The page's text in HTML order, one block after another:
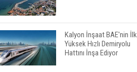
Kalyon İnşaat BAE'nin İlk
Yüksek Hızlı Demiryolu
Hattını İnşa Ediyor